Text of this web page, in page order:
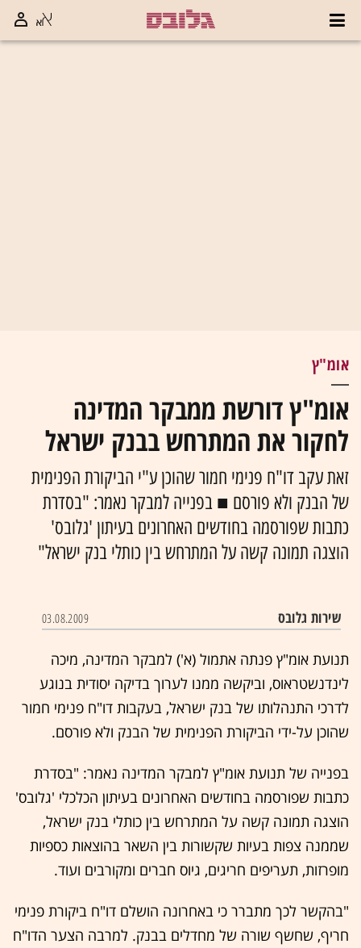
אומ"ץ
אומ"ץ דורשת ממבקר המדינה
לחקור את המתרחש בבנק ישראל
זאת עקב דו"ח פנימי חמור שהוכן ע"י הביקורת הפנימית
של הבנק ולא פורסם ■ בפנייה למבקר נאמר: "בסדרת
כתבות שפורסמה בחודשים האחרונים בעיתון 'גלובס'
הוצגה תמונה קשה על המתרחש בין כותלי בנק ישראל"
שירות גלובס 03.08.2009
תנועת אומ"ץ פנתה אתמול (א') למבקר המדינה, מיכה
לינדנשטראוס, וביקשה ממנו לערוך בדיקה יסודית בנוגע
לדרכי התנהלותו של בנק ישראל, בעקבות דו"ח פנימי חמור
שהוכן על-ידי הביקורת הפנימית של הבנק ולא פורסם.
בפנייה של תנועת אומ"ץ למבקר המדינה נאמר: "בסדרת
כתבות שפורסמה בחודשים האחרונים בעיתון הכלכלי 'גלובס'
הוצגה תמונה קשה על המתרחש בין כותלי בנק ישראל,
שממנה צפות בעיות שקשורות בין השאר בהוצאות כספיות
מופרזות, תעריפים חריגים, גיוס חברים ומקורבים ועוד.
"בהקשר לכך מתברר כי באחרונה הושלם דו"ח ביקורת פנימי
חריף, שחשף שורה של מחדלים בבנק. למרבה הצער הדו"ח